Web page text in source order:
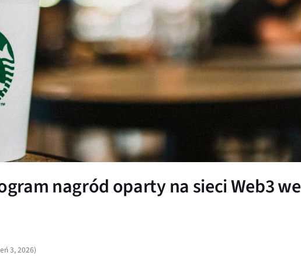
nagród oparty na sieci Web3 we
3, 2026)